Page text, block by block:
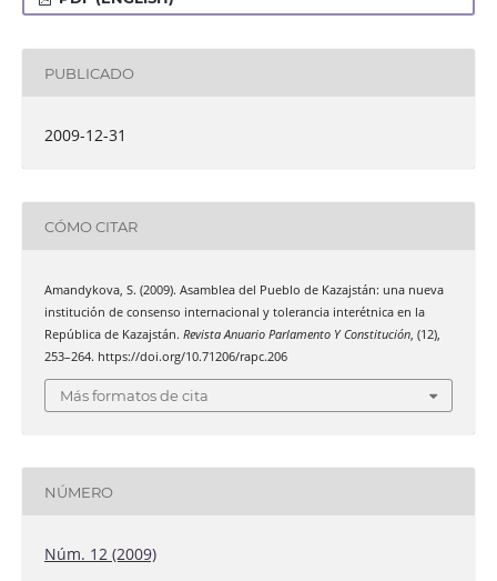
PUBLICADO
2009-12-31
CÓMO CITAR
Amandykova, S. (2009). Asamblea del Pueblo de Kazajstán: una nueva
institución de consenso internacional y tolerancia interétnica en la
República de Kazajstán. Revista Anuario Parlamento Y Constitución, (12),
253–264. https://doi.org/10.71206/rapc.206
Más formatos de cita
NÚMERO
Núm. 12 (2009)